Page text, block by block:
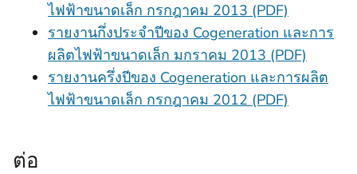
ไฟฟ้าขนาดเล็ก กรกฎาคม 2013 (PDF)
รายงานกึ่งประจําปีของ Cogeneration และการ
ผลิตไฟฟ้าขนาดเล็ก มกราคม 2013 (PDF)
รายงานครึ่งปีของ Cogeneration และการผลิต
ไฟฟ้าขนาดเล็ก กรกฎาคม 2012 (PDF)
ต่อ